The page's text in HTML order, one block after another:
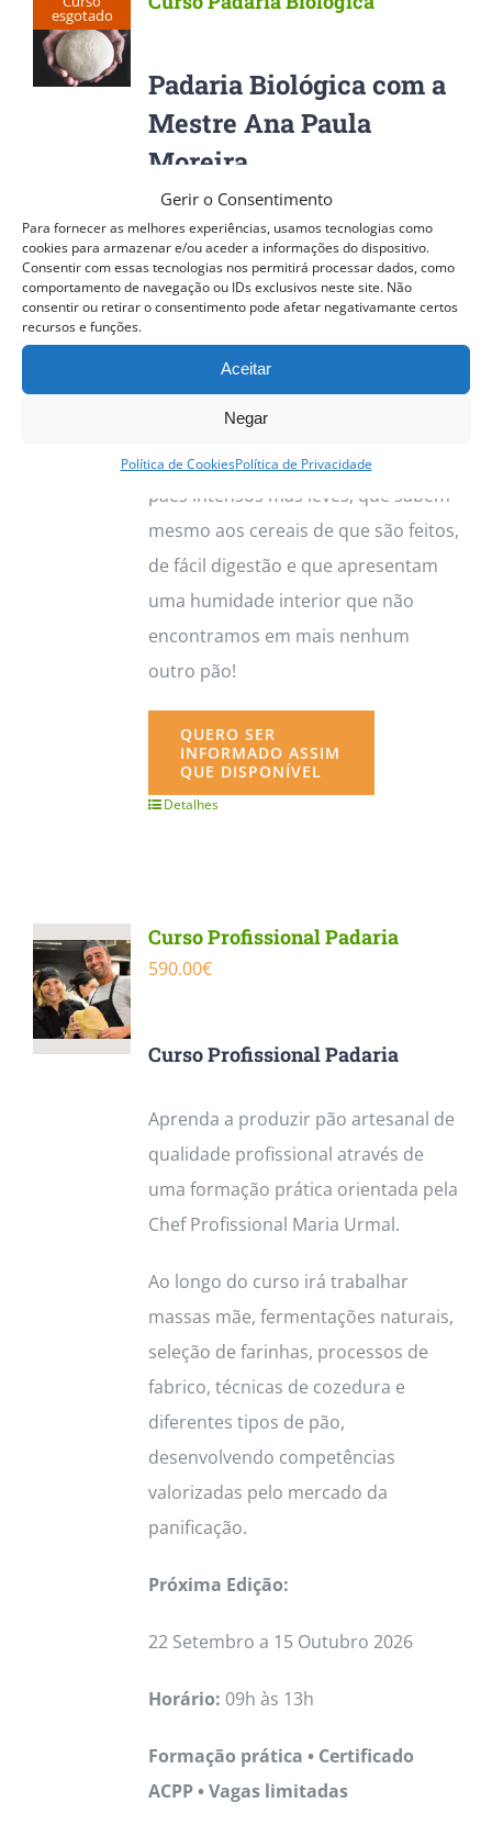
Gerir o Consentimento
Para fornecer as melhores experiências, usamos tecnologias como
cookies para armazenar e/ou aceder a informações do dispositivo.
Consentir com essas tecnologias nos permitirá processar dados, como
comportamento de navegação ou IDs exclusivos neste site. Não
consentir ou retirar o consentimento pode afetar negativamante certos
recursos e funções.
Aceitar
Negar
Política de CookiesPolítica de Privacidade
esgotado
Padaria Biológica com a
Mestre Ana Paula
Moreira
preferência com a farinha integral,
moída em mós de pedra, utilizando
sempre fermento natural, bem como
sua elevada qualidade e imenso
sabor podemos definir desta forma a
escolha da Mestre. O resultado são
pães intensos mas leves, que sabem
mesmo aos cereais de que são feitos,
de fácil digestão e que apresentam
uma humidade interior que não
encontramos em mais nenhum
outro pão!
QUERO SER
INFORMADO ASSIM
QUE DISPONÍVEL
Detalhes
Curso Profissional Padaria
590.00€
Curso Profissional Padaria
Aprenda a produzir pão artesanal de
qualidade profissional através de
uma formação prática orientada pela
Chef Profissional Maria Urmal.
Ao longo do curso irá trabalhar
massas mãe, fermentações naturais,
seleção de farinhas, processos de
fabrico, técnicas de cozedura e
diferentes tipos de pão,
desenvolvendo competências
valorizadas pelo mercado da
panificação.
Próxima Edição:
22 Setembro a 15 Outubro 2026
Horário: 09h às 13h
Formação prática • Certificado
ACPP • Vagas limitadas